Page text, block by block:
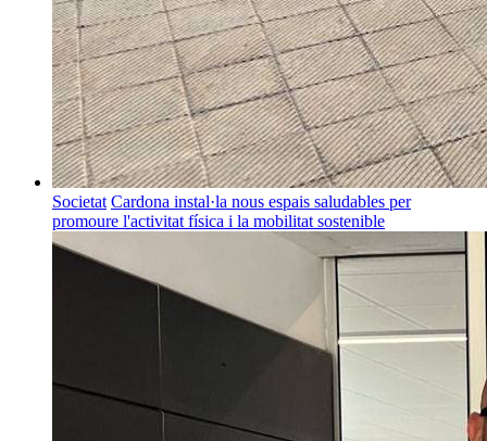
Societat Cardona instal·la nous espais saludables per
promoure l'activitat física i la mobilitat sostenible